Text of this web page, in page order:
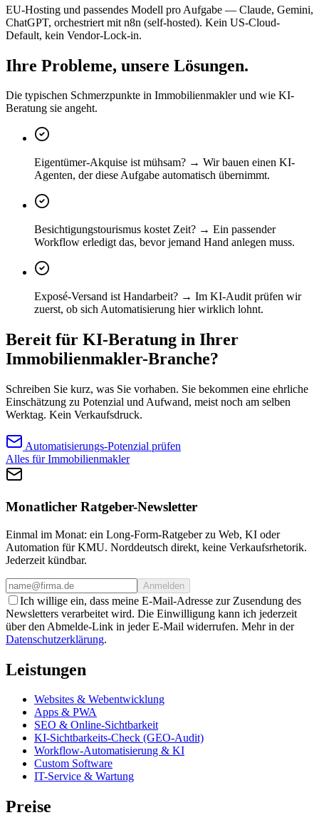
EU-Hosting und passendes Modell pro Aufgabe — Claude, Gemini,
ChatGPT, orchestriert mit n8n (self-hosted). Kein US-Cloud-
Default, kein Vendor-Lock-in.
Ihre Probleme, unsere Lösungen.
Die typischen Schmerzpunkte in Immobilienmakler und wie KI-
Beratung sie angeht.
Eigentümer-Akquise ist mühsam? → Wir bauen einen KI-
Agenten, der diese Aufgabe automatisch übernimmt.
Besichtigungstourismus kostet Zeit? → Ein passender
Workflow erledigt das, bevor jemand Hand anlegen muss.
Exposé-Versand ist Handarbeit? → Im KI-Audit prüfen wir
zuerst, ob sich Automatisierung hier wirklich lohnt.
Bereit für KI-Beratung in Ihrer
Immobilienmakler-Branche?
Schreiben Sie kurz, was Sie vorhaben. Sie bekommen eine ehrliche
Einschätzung zu Potenzial und Aufwand, meist noch am selben
Werktag. Kein Verkaufsdruck.
Automatisierungs-Potenzial prüfen
Alles für Immobilienmakler
Monatlicher Ratgeber-Newsletter
Einmal im Monat: ein Long-Form-Ratgeber zu Web, KI oder
Automation für KMU. Norddeutsch direkt, keine Verkaufsrhetorik.
Jederzeit kündbar.
Anmelden
Ich willige ein, dass meine E-Mail-Adresse zur Zusendung des
Newsletters verarbeitet wird. Die Einwilligung kann ich jederzeit
über den Abmelde-Link in jeder E-Mail widerrufen. Mehr in der
Datenschutzerklärung.
Leistungen
Websites & Webentwicklung
Apps & PWA
SEO & Online-Sichtbarkeit
KI-Sichtbarkeits-Check (GEO-Audit)
Workflow-Automatisierung & KI
Custom Software
IT-Service & Wartung
Preise